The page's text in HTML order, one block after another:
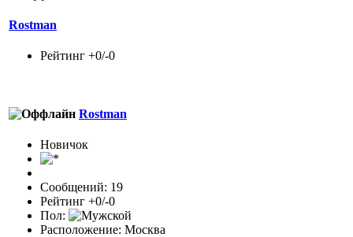
Rostman
Рейтинг +0/-0
Rostman
Новичок
Сообщений: 19
Рейтинг +0/-0
Пол:
Расположение: Москва